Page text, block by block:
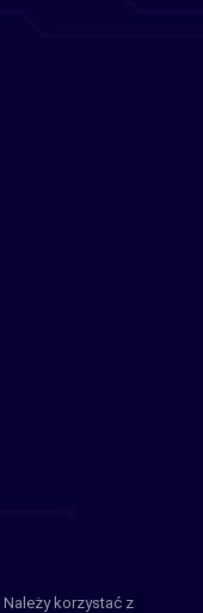
Należy korzystać z